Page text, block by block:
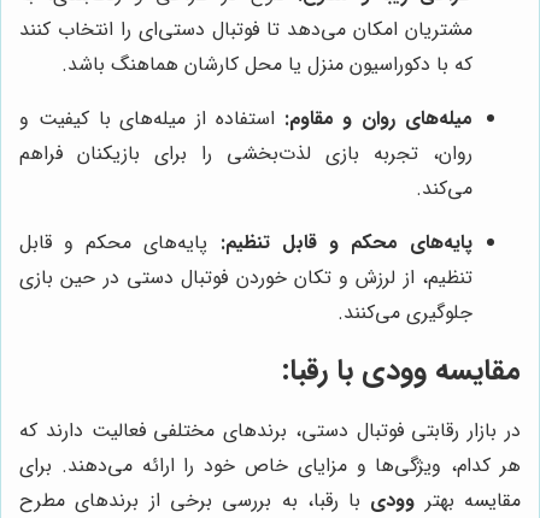
مشتریان امکان می‌دهد تا فوتبال دستی‌ای را انتخاب کنند
که با دکوراسیون منزل یا محل کارشان هماهنگ باشد.
میله‌های روان و مقاوم: استفاده از میله‌های با کیفیت و
روان، تجربه بازی لذت‌بخشی را برای بازیکنان فراهم
می‌کند.
پایه‌های محکم و قابل تنظیم: پایه‌های محکم و قابل
تنظیم، از لرزش و تکان خوردن فوتبال دستی در حین بازی
جلوگیری می‌کنند.
مقایسه وودی با رقبا:
در بازار رقابتی فوتبال دستی، برندهای مختلفی فعالیت دارند که
هر کدام، ویژگی‌ها و مزایای خاص خود را ارائه می‌دهند. برای
مقایسه بهتر وودی با رقبا، به بررسی برخی از برندهای مطرح